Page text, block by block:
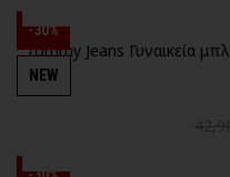
-30%
NEW
Tommy Jeans Γυναικεία